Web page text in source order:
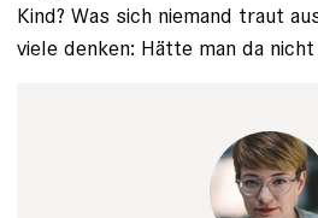
Kind? Was sich niemand traut
viele ­denken: Hätte man da